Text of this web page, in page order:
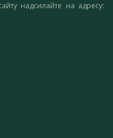
надсилайте на адресу: